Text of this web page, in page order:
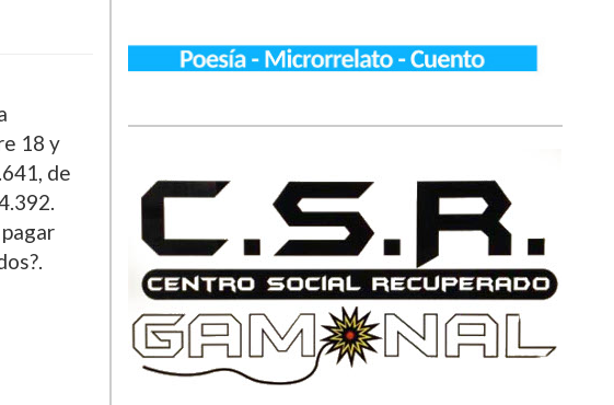
18 y
de